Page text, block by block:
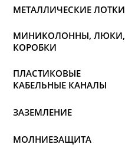
МЕТАЛЛИЧЕСКИЕ ЛОТКИ
МИНИКОЛОННЫ, ЛЮКИ,
КОРОБКИ
ПЛАСТИКОВЫЕ
КАБЕЛЬНЫЕ КАНАЛЫ
ЗАЗЕМЛЕНИЕ
МОЛНИЕЗАЩИТА